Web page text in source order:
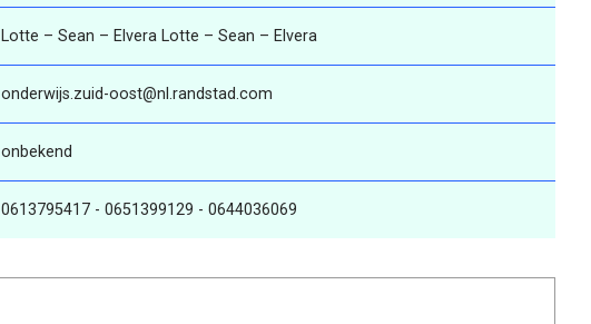
Lotte – Sean – Elvera Lotte – Sean – Elvera
onderwijs.zuid-oost@nl.randstad.com
onbekend
0613795417 - 0651399129 - 0644036069